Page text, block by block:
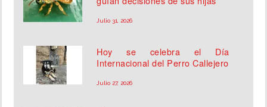
Julio 31, 2026
Hoy se celebra el Día
Internacional del Perro Callejero
Julio 27, 2026